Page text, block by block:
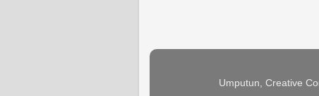
Umputun, Creative